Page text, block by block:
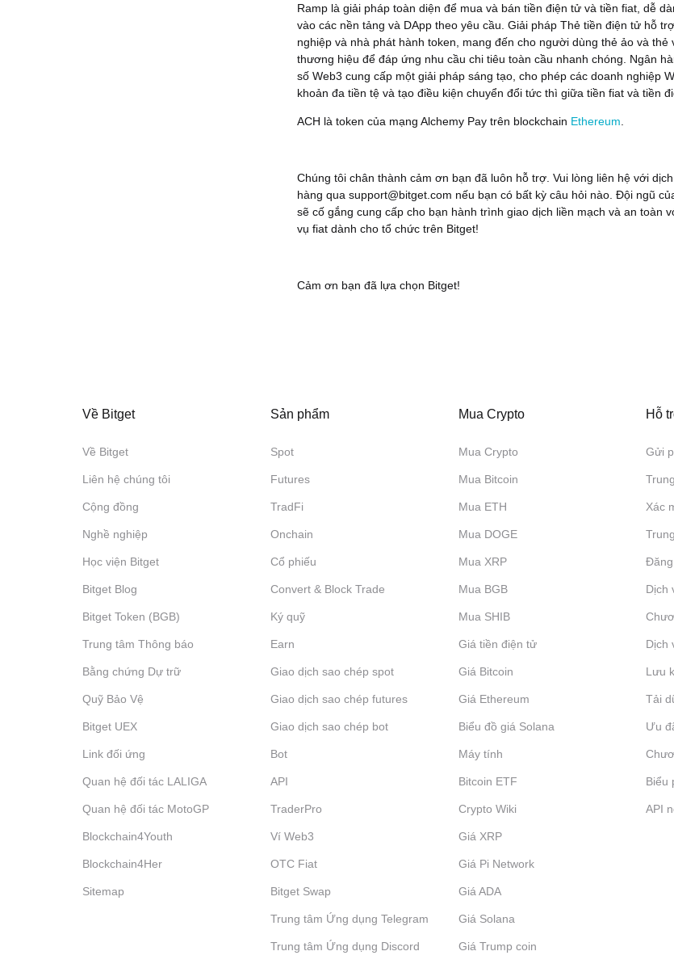
Ramp là giải pháp toàn diện để mua và bán tiền điện tử và tiền fiat, dễ
vào các nền tảng và DApp theo yêu cầu. Giải pháp Thẻ tiền điện tử hỗ
nghiệp và nhà phát hành token, mang đến cho người dùng thẻ ảo và thẻ
thương hiệu để đáp ứng nhu cầu chi tiêu toàn cầu nhanh chóng. Ngân
số Web3 cung cấp một giải pháp sáng tạo, cho phép các doanh nghiệp
khoản đa tiền tệ và tạo điều kiện chuyển đổi tức thì giữa tiền fiat và tiền
ACH là token của mạng Alchemy Pay trên blockchain Ethereum
Chúng tôi chân thành cảm ơn bạn đã luôn hỗ trợ. Vui lòng liên hệ với
hàng qua support@bitget.com nếu bạn có bất kỳ câu hỏi nào. Đội ngũ
sẽ cố gắng cung cấp cho bạn hành trình giao dịch liền mạch và an toàn
vụ fiat dành cho tổ chức trên Bitget!
Cảm ơn bạn đã lựa chọn Bitget!
Về Bitget
Về Bitget
Liên hệ chúng tôi
Cộng đồng
Nghề nghiệp
Học viện Bitget
Bitget Blog
Bitget Token (BGB)
Trung tâm Thông báo
Bằng chứng Dự trữ
Quỹ Bảo Vệ
Bitget UEX
Link đối ứng
Quan hệ đối tác LALIGA
Quan hệ đối tác MotoGP
Blockchain4Youth
Blockchain4Her
Sitemap
Sản phẩm
Spot
Futures
TradFi
Onchain
Cổ phiếu
Convert & Block Trade
Ký quỹ
‌Earn
Giao dịch sao chép spot
Giao dịch sao chép futures
Giao dịch sao chép bot
Bot
API
TraderPro
Ví Web3
OTC Fiat
Bitget Swap
Trung tâm Ứng dụng Telegram
Trung tâm Ứng dụng Discord
Mua Crypto
Mua Crypto
Mua Bitcoin
Mua ETH
Mua DOGE
Mua XRP
Mua BGB
Mua SHIB
Giá tiền điện tử
Giá Bitcoin
Giá Ethereum
Biểu đồ giá Solana
Máy tính
Bitcoin ETF
Crypto Wiki
Giá XRP
Giá Pi Network
Giá ADA
Giá Solana
Giá Trump coin
Hỗ
Gửi
Xác
Dịch
Dịch
Lưu
Tải
Ưu
Biểu
API